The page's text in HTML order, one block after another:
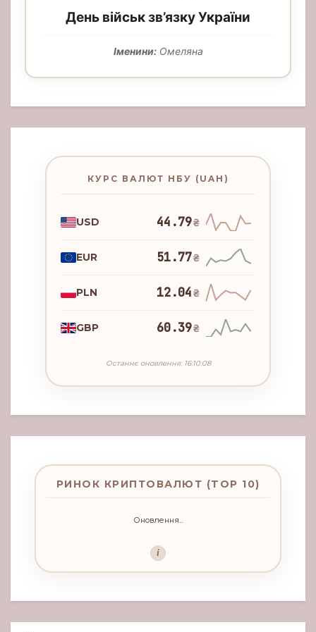
День військ зв’язку України
Іменини:Омеляна
КУРС ВАЛЮТ НБУ (UAH)
USD 44.79₴
EUR 51.77₴
PLN 12.04₴
GBP 60.39₴
Останнє оновлення: 16:10:08
РИНОК КРИПТОВАЛЮТ (TOP 10)
Оновлення...
i